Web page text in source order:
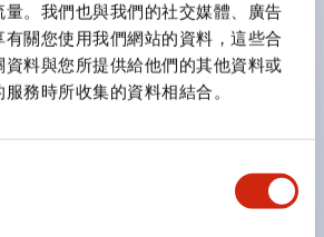
。我們也與我們的社交媒體、廣告
關您使用我們網站的資料，這些合
料與您所提供給他們的其他資料或
務時所收集的資料相結合。
開關。
求的多種電壓規格。
呈現六種顏色（LSRD 燈泡）。以往
CUD）：可清楚辨識正方平頭形指